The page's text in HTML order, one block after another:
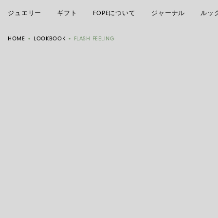
ジュエリー ギフト FOPEについて ジャーナル ルッ
HOME • LOOKBOOK • FLASH FEELING